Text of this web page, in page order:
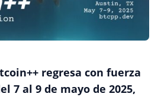
regresa con fuerza
7 al 9 de mayo de 2025,